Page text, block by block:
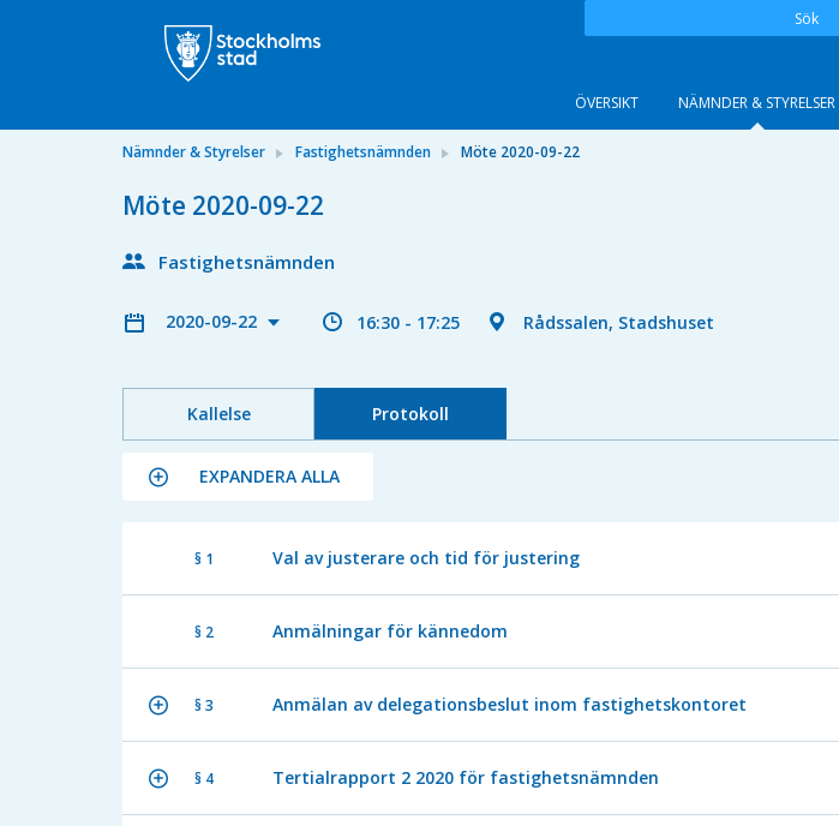
Sök
ÖVERSIKT NÄMNDER & STYRELSER
Nämnder & Styrelser Fastighetsnämnden Möte 2020-09-22
Möte 2020-09-22
Fastighetsnämnden
2020-09-22 16:30 - 17:25 Rådssalen, Stadshuset
Kallelse Protokoll
EXPANDERA ALLA
§ 1 Val av justerare och tid för justering
§ 2 Anmälningar för kännedom
§ 3 Anmälan av delegationsbeslut inom fastighetskontoret
§ 4 Tertialrapport 2 2020 för fastighetsnämnden